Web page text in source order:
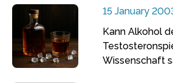
15 January
Kann Alkohol
Wissenschaft